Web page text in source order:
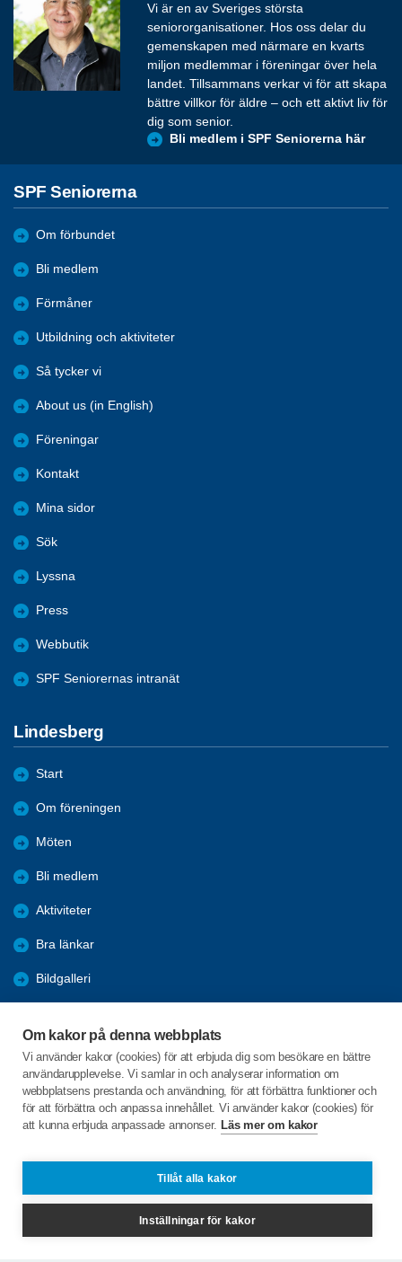
Om kakor på denna webbplats
Vi använder kakor (cookies) för att erbjuda dig som besökare en bättre
användarupplevelse. Vi samlar in och analyserar information om
webbplatsens prestanda och användning, för att förbättra funktioner och
för att förbättra och anpassa innehållet. Vi använder kakor (cookies) för
att kunna erbjuda anpassade annonser. Läs mer om kakor
Tillåt alla kakor
Inställningar för kakor
Vi är en av Sveriges största
seniororganisationer. Hos oss delar du
gemenskapen med närmare en kvarts
miljon medlemmar i föreningar över hela
landet. Tillsammans verkar vi för att skapa
bättre villkor för äldre – och ett aktivt liv för
dig som senior.
Bli medlem i SPF Seniorerna här
SPF Seniorerna
Om förbundet
Bli medlem
Förmåner
Utbildning och aktiviteter
Så tycker vi
About us (in English)
Föreningar
Kontakt
Mina sidor
Sök
Lyssna
Press
Webbutik
SPF Seniorernas intranät
Lindesberg
Start
Om föreningen
Möten
Bli medlem
Aktiviteter
Bra länkar
Bildgalleri
Installera SPF-appen
KPR
C/o:Lars Idstam
lindesberg@spfseniorerna.se